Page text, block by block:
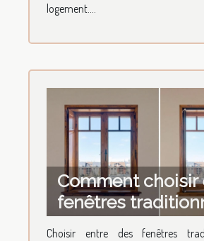
logement....
Comment choisir
fenêtres
ou
Choisir entre des fenêtres